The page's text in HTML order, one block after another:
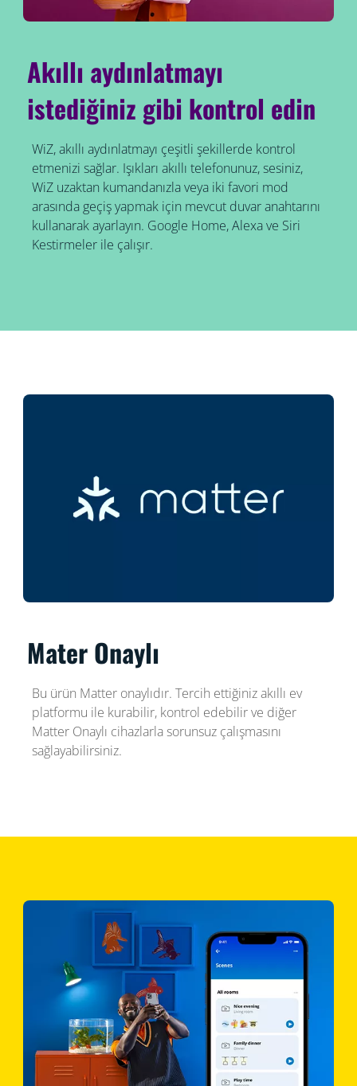
Akıllı aydınlatmayı
istediğiniz gibi kontrol edin
WiZ, akıllı aydınlatmayı çeşitli şekillerde kontrol
etmenizi sağlar. Işıkları akıllı telefonunuz, sesiniz,
WiZ uzaktan kumandanızla veya iki favori mod
arasında geçiş yapmak için mevcut duvar anahtarını
kullanarak ayarlayın. Google Home, Alexa ve Siri
Kestirmeler ile çalışır.
Mater Onaylı
Bu ürün Matter onaylıdır. Tercih ettiğiniz akıllı ev
platformu ile kurabilir, kontrol edebilir ve diğer
Matter Onaylı cihazlarla sorunsuz çalışmasını
sağlayabilirsiniz.